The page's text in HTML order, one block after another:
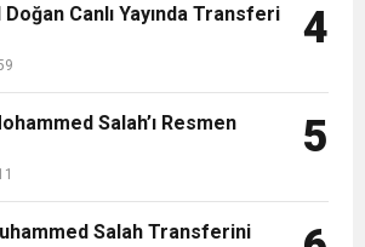
Canlı Yayında Transferi
4
Salah’ı Resmen
5
Salah Transferini